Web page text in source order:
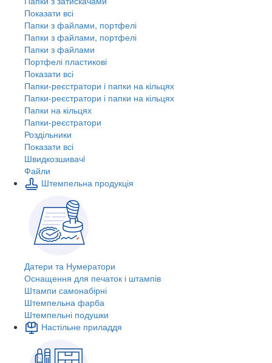
Показати всі
Папки з файлами, портфелі
Папки з файлами, портфелі
Папки з файлами
Портфелі пластикові
Показати всі
Папки-реєстратори і папки на кільцях
Папки-реєстратори і папки на кільцях
Папки на кільцях
Папки-реєстратори
Роздільники
Показати всі
Швидкозшивачi
Файли
Штемпельна продукція
Датери та Нумератори
Оснащення для печаток і штампів
Штампи самонабірні
Штемпельна фарба
Штемпельні подушки
Настільне приладдя